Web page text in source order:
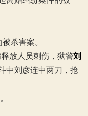
杀害案。
放人员刺伤，狱警刘
中刘彦连中两刀，抢